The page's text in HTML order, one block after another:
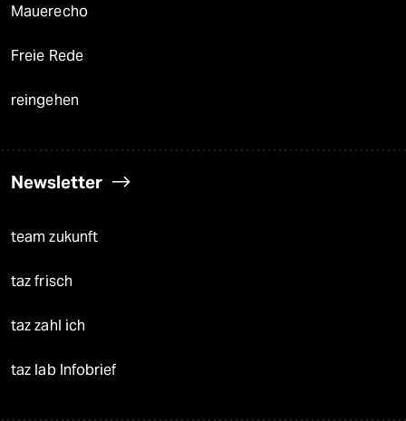
Mauerecho
Freie Rede
reingehen
Newsletter
team zukunft
taz frisch
taz zahl ich
taz lab Infobrief